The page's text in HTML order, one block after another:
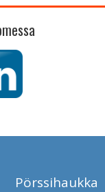
Pörssihaukka